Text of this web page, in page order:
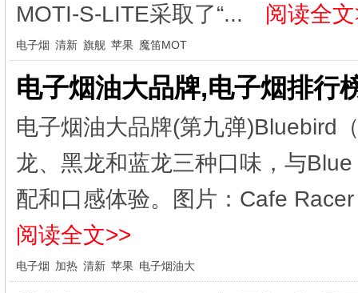
MOTI-S-LITE采取了“...
阅读全
电子烟 清新 旗舰 苹果 魔笛MOT
电子烟油大品牌,电子烟排行
电子烟油大品牌(第九弹)Bluebird
龙、黑龙和蓝龙三种口味，与
配和口感体验。图片：Cafe
阅读全文>>
电子烟 加热 清新 苹果 电子烟油大